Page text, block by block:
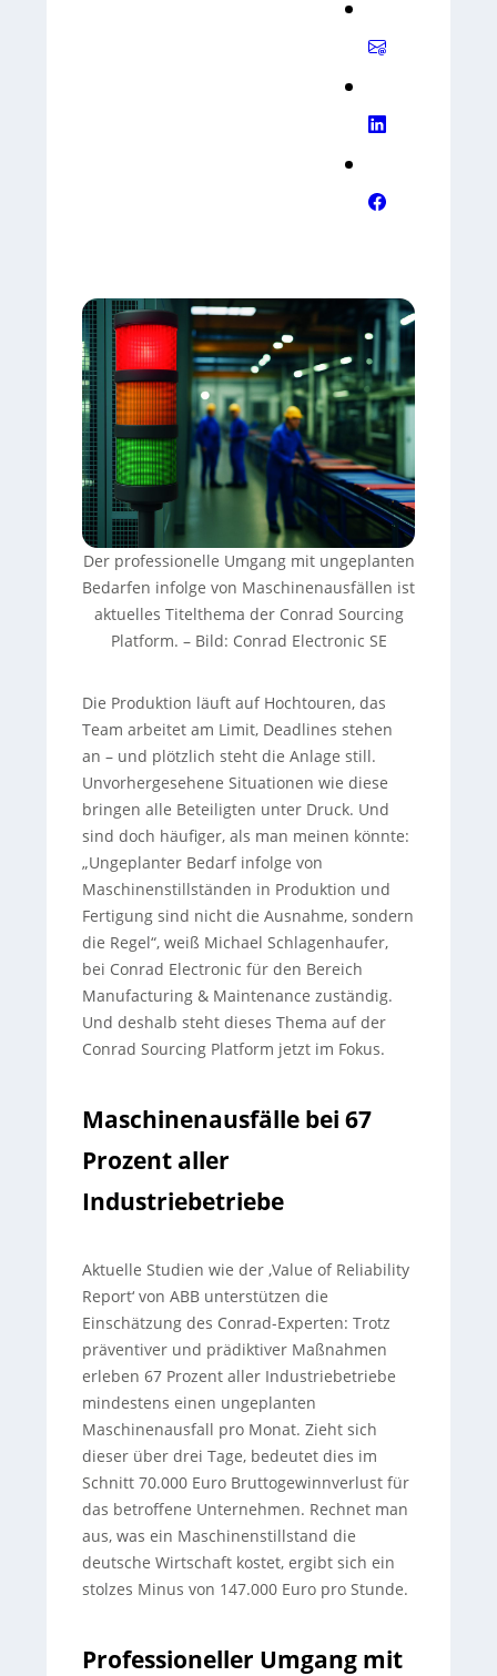
Der professionelle Umgang mit ungeplanten
Bedarfen infolge von Maschinenausfällen ist
aktuelles Titelthema der Conrad Sourcing
Platform. – Bild: Conrad Electronic SE
Die Produktion läuft auf Hochtouren, das
Team arbeitet am Limit, Deadlines stehen
an – und plötzlich steht die Anlage still.
Unvorhergesehene Situationen wie diese
bringen alle Beteiligten unter Druck. Und
sind doch häufiger, als man meinen könnte:
„Ungeplanter Bedarf infolge von
Maschinenstillständen in Produktion und
Fertigung sind nicht die Ausnahme, sondern
die Regel“, weiß Michael Schlagenhaufer,
bei Conrad Electronic für den Bereich
Manufacturing & Maintenance zuständig.
Und deshalb steht dieses Thema auf der
Conrad Sourcing Platform jetzt im Fokus.
Maschinenausfälle bei 67
Prozent aller
Industriebetriebe
Aktuelle Studien wie der ‚Value of Reliability
Report‘ von ABB unterstützen die
Einschätzung des Conrad-Experten: Trotz
präventiver und prädiktiver Maßnahmen
erleben 67 Prozent aller Industriebetriebe
mindestens einen ungeplanten
Maschinenausfall pro Monat. Zieht sich
dieser über drei Tage, bedeutet dies im
Schnitt 70.000 Euro Bruttogewinnverlust für
das betroffene Unternehmen. Rechnet man
aus, was ein Maschinenstillstand die
deutsche Wirtschaft kostet, ergibt sich ein
stolzes Minus von 147.000 Euro pro Stunde.
Professioneller Umgang mit